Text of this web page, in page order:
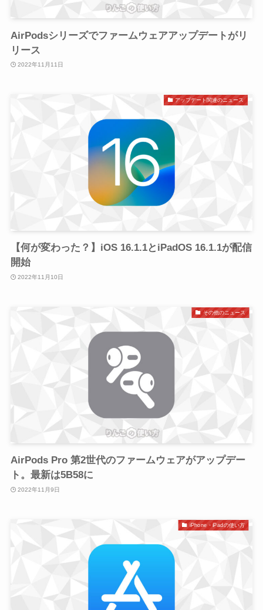
AirPodsシリーズでファームウェアアップデートがリ
リース
2022年11月11日
アップデート関連のニュース
【何が変わった？】iOS 16.1.1とiPadOS 16.1.1が配信
開始
2022年11月10日
その他のニュース
AirPods Pro 第2世代のファームウェアがアップデー
ト。最新は5B58に
2022年11月9日
iPhone・iPadの使い方